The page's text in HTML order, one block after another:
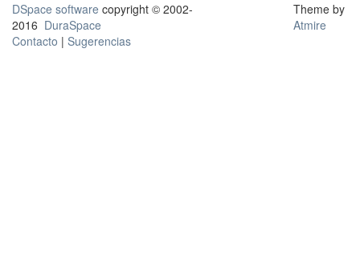
DSpace software copyright © 2002-
2016 DuraSpace
Contacto | Sugerencias
Theme by
Atmire